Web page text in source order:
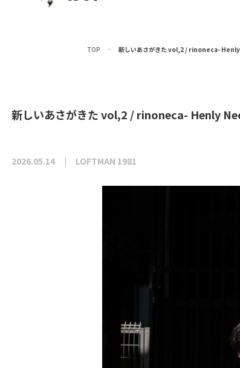
TOP > 新しいあさがきた vol,2 / rinoneca-
新しいあさがきた vol,2 / rinoneca- Henly
2026.05.14 LOFTMAN 1981